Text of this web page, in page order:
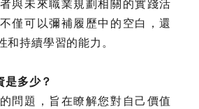
與未來職業規劃相關的實踐活
僅可以彌補履歷中的空白，還
持續學習的能力。
多少？
問題，旨在瞭解您對自己價值